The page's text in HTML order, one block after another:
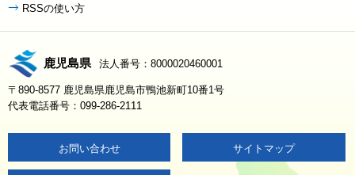
RSSの使い方
鹿児島県 法人番号：8000020460001
〒890-8577 鹿児島県鹿児島市鴨池新町10番1号
代表電話番号：099-286-2111
お問い合わせ サイトマップ